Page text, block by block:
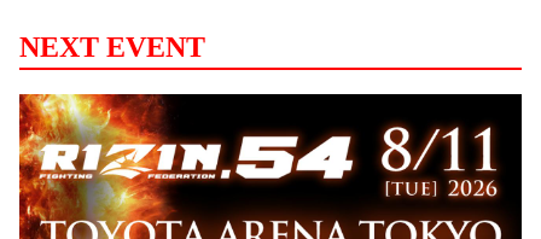
NEXT EVENT